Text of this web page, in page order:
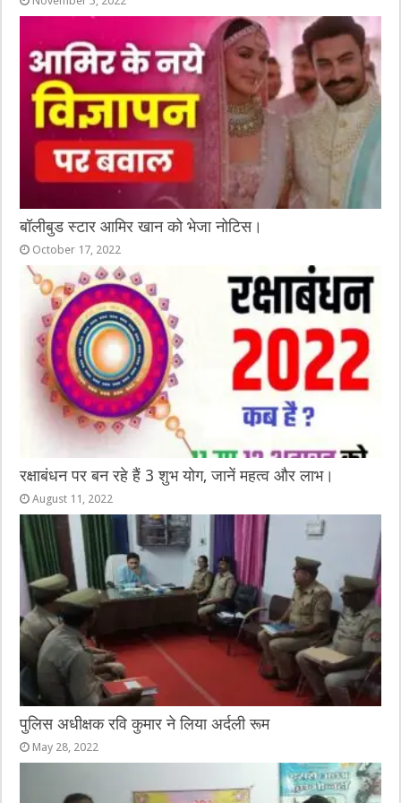
बॉलीबुड स्टार आमिर खान को भेजा नोटिस।
October 17, 2022
रक्षाबंधन पर बन रहे हैं 3 शुभ योग, जानें महत्व और लाभ।
August 11, 2022
पुलिस अधीक्षक रवि कुमार ने लिया अर्दली रूम
May 28, 2022